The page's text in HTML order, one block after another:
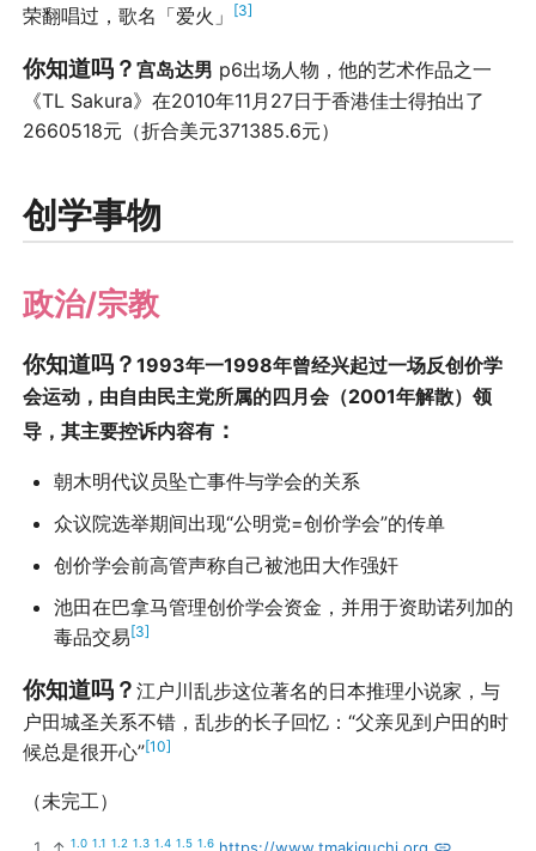
荣翻唱过，歌名「爱火」
[3]
你知道吗？宫岛达男 p6出场人物，他的艺术作品之一
《TL Sakura》在2010年11月27日于香港佳士得拍出了
2660518元（折合美元‪371385.6元）
创学事物
政治/宗教
你知道吗？1993年一1998年曾经兴起过一场反创价学
会运动，由自由民主党所属的四月会（2001年解散）领
导，其主要控诉内容有 ：
朝木明代议员坠亡事件与学会的关系
众议院选举期间出现“公明党=创价学会”的传单
创价学会前高管声称自己被池田大作强奸
池田在巴拿马管理创价学会资金，并用于资助诺列加的
毒品交易[3]
你知道吗？江户川乱步这位著名的日本推理小说家，与
户田城圣关系不错，乱步的长子回忆：“父亲见到户田的时
候总是很开心”[10]
（未完工）
1.0 1.1 1.2 1.3 1.4 1.5 1.6